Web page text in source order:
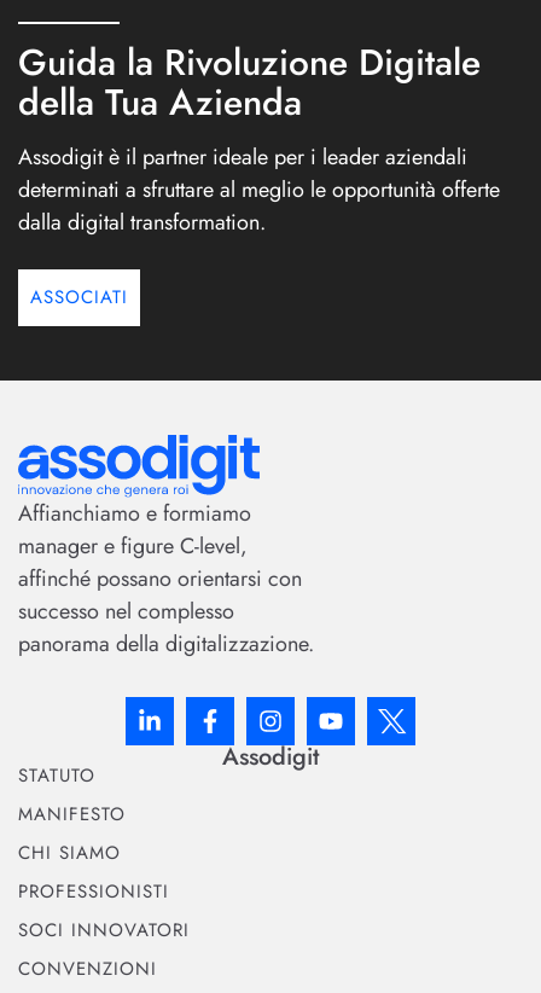
Guida la Rivoluzione Digitale
della Tua Azienda
Assodigit è il partner ideale per i leader aziendali
determinati a sfruttare al meglio le opportunità offerte
dalla digital transformation.
ASSOCIATI
Affianchiamo e formiamo
manager e figure C-level,
affinché possano orientarsi con
successo nel complesso
panorama della digitalizzazione.
Assodigit
STATUTO
MANIFESTO
CHI SIAMO
PROFESSIONISTI
SOCI INNOVATORI
CONVENZIONI